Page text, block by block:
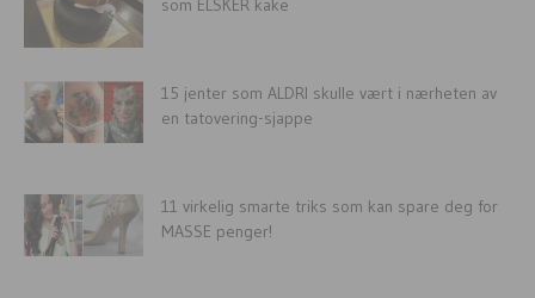
som ELSKER kake
15 jenter som ALDRI skulle vært i nærheten av
en tatovering-sjappe
11 virkelig smarte triks som kan spare deg for
MASSE penger!